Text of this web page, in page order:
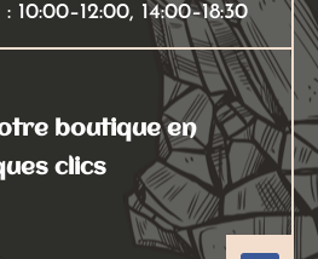
14:00–18:30
boutique en
clics